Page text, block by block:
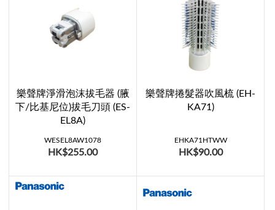
樂聲牌淨滑泡沫拔毛器 (腋
下/比基尼位)拔毛刀頭 (ES-
EL8A)
WESEL8AW1078
HK$255.00
樂聲牌捲髮器吹風梳 (EH-
KA71)
EHKA71HTWW
HK$90.00